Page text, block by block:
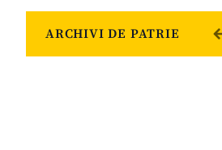
ARCHIVI DE PATRIE